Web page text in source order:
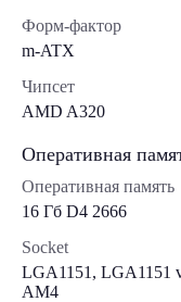
Форм-фактор
m-ATX
Чипсет
AMD A320
Оперативная
Оперативная память
16 Гб D4 2666
Socket
LGA1151, LGA1151
AM4